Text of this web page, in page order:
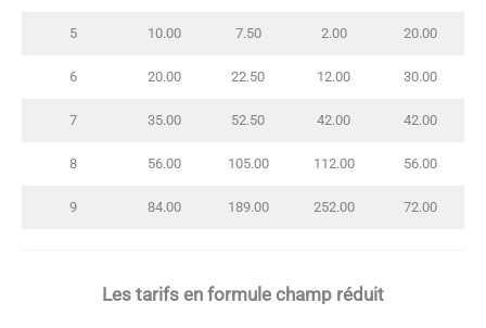
5 10.00 7.50 2.00 20.00
6 20.00 22.50 12.00 30.00
7 35.00 52.50 42.00 42.00
8 56.00 105.00 112.00 56.00
9 84.00 189.00 252.00 72.00
Les tarifs en formule champ réduit